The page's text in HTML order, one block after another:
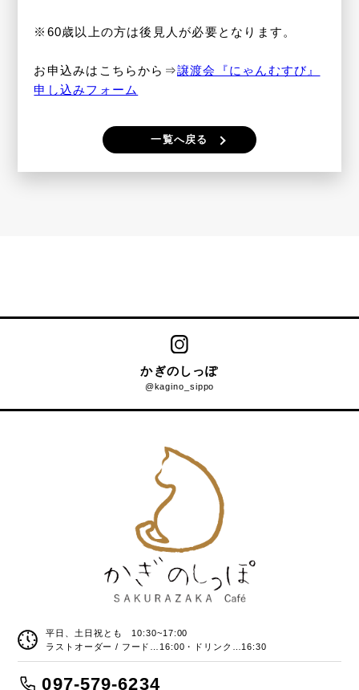
※60歳以上の方は後見人が必要となります。
お申込みはこちらから⇒譲渡会『にゃんむすび』
申し込みフォーム
一覧へ戻る
かぎのしっぽ
@kagino_sippo
平日、土日祝とも 10:30~17:00
ラストオーダー / フード…16:00・ドリンク…16:30
097-579-6234